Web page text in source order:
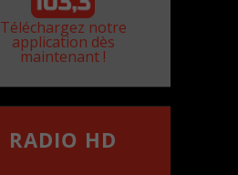
Téléchargez notre
application dès
maintenant !
RADIO HD